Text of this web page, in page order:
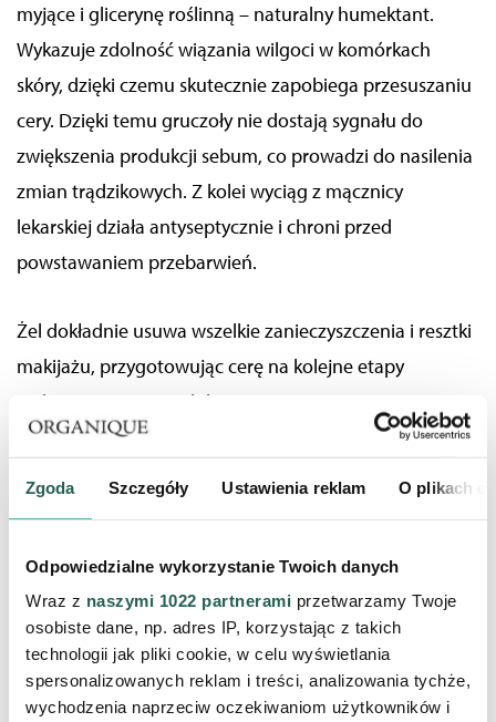
Zgoda Szczegóły Ustawienia reklam O plikach
Odpowiedzialne wykorzystanie Twoich danych
Wraz z naszymi 1022 partnerami przetwarzamy Twoje
osobiste dane, np. adres IP, korzystając z takich
technologii jak pliki cookie, w celu wyświetlania
spersonalizowanych reklam i treści, analizowania tychże,
wychodzenia naprzeciw oczekiwaniom użytkowników i
myjące i glicerynę roślinną – naturalny humektant.
Wykazuje zdolność wiązania wilgoci w komórkach
skóry, dzięki czemu skutecznie zapobiega przesuszaniu
cery. Dzięki temu gruczoły nie dostają sygnału do
zwiększenia produkcji sebum, co prowadzi do nasilenia
zmian trądzikowych. Z kolei wyciąg z mącznicy
lekarskiej działa antyseptycznie i chroni przed
powstawaniem przebarwień.
Żel dokładnie usuwa wszelkie zanieczyszczenia i resztki
makijażu, przygotowując cerę na kolejne etapy
pielęgnacji
porannej lub wieczornej.